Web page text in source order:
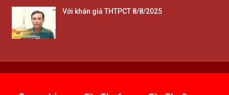
Với khán giả THTPCT 8/8/2025